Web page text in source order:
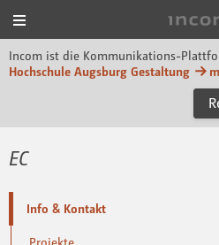
Incom ist die Kommunikations-
Hochschule Augsburg Gestaltung
EC
Info & Kontakt